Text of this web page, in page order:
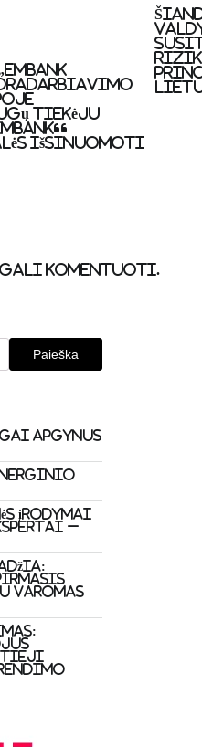
tiekėju
išsinuomoti
komentuoti.
Paieška
apgynus
įrodymai
–
varomas